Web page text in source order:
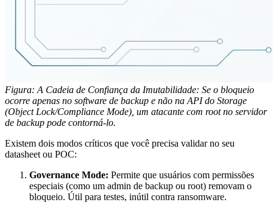
Figura: A Cadeia de Confiança da Imutabilidade: Se o bloqueio
ocorre apenas no software de backup e não na API do Storage
(Object Lock/Compliance Mode), um atacante com root no servidor
de backup pode contorná-lo.
Existem dois modos críticos que você precisa validar no seu
datasheet ou POC:
Governance Mode: Permite que usuários com permissões
especiais (como um admin de backup ou root) removam o
bloqueio. Útil para testes, inútil contra ransomware.